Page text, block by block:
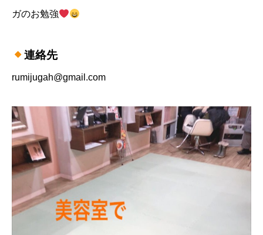
ガのお勉強
連絡先
rumijugah@gmail.com